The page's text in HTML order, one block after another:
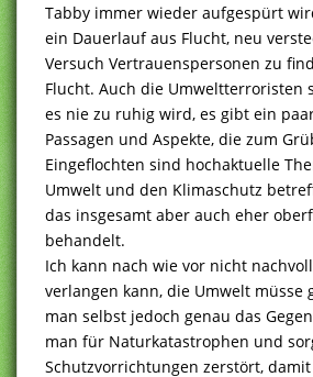
Tabby immer wieder aufgespürt
ein Dauerlauf aus Flucht, neu
Versuch Vertrauenspersonen zu
Flucht. Auch die Umweltterroristen
es nie zu ruhig wird, es gibt ein
Passagen und Aspekte, die zum
Eingeflochten sind hochaktuelle
Umwelt und den Klimaschutz
das insgesamt aber auch eher
behandelt.
Ich kann nach wie vor nicht
verlangen kann, die Umwelt müsse
man selbst jedoch genau das
man für Naturkatastrophen und
Schutzvorrichtungen zerstört,